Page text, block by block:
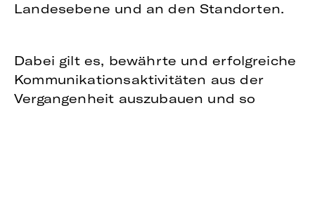
Landesebene und an den Standorten.
Dabei gilt es, bewährte und erfolgreiche
Kommunikationsaktivitäten aus der
Vergangenheit auszubauen und so